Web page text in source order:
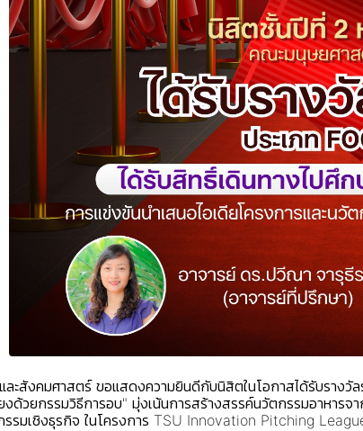
ะสังคมศาสตร์ ขอแสดงความยินดีกับนิสิตในโอกาสได้รับราง
งด้วยกรรมวิธีการอบ" มุ่งเน้นการสร้างสรรค์นวัตกรรมอาหาร
รรมเชิงธุรกิจ ในโครงการ TSU Innovation Pitching